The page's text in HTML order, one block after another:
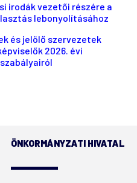
irodák vezetői részére a
lebonyolításához
és jelölő szervezetek
2026. évi
ÖNKORMÁNYZATI HIVATAL